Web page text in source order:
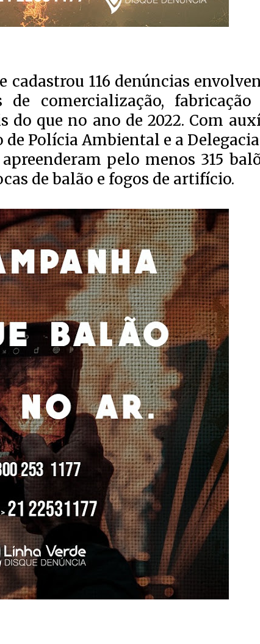
cadastrou 116 denúncias
comercialização, fabricação
do que no ano de 2022. Com
de Polícia Ambiental e a
pelo menos 315
de balão e fogos de artifício.